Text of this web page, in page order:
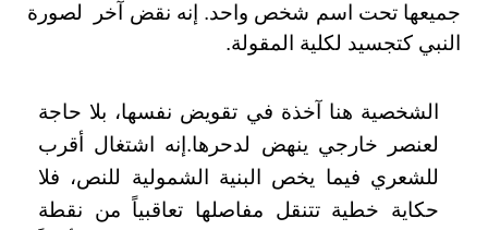
جميعها تحت اسم شخص واحد. إنه نقض آخر لصورة
النبي كتجسيد لكلية المقولة.
الشخصية هنا آخذة في تقويض نفسها، بلا حاجة
لعنصر خارجي ينهض لدحرها.إنه اشتغال أقرب
للشعري فيما يخص البنية الشمولية للنص، فلا
حكاية خطية تتنقل مفاصلها تعاقبياً من نقطة